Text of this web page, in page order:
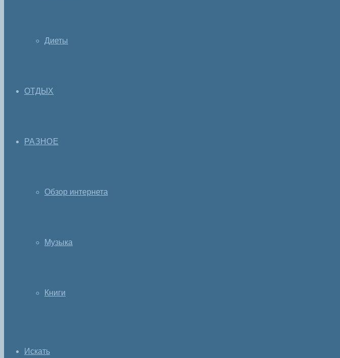
Диеты
ОТДЫХ
РАЗНОЕ
Обзор интернета
Музыка
Книги
Искать